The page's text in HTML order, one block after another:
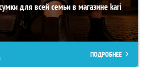
для всей семьи в магазине kari
ПОДРОБНЕЕ